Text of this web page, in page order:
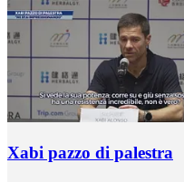
Xabi pazzo di palestra